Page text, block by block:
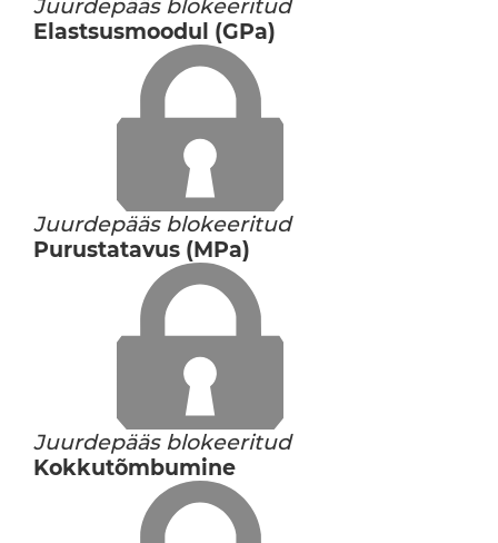
Juurdepääs blokeeritud
Elastsusmoodul (GPa)
Juurdepääs blokeeritud
Purustatavus (MPa)
Juurdepääs blokeeritud
Kokkutõmbumine